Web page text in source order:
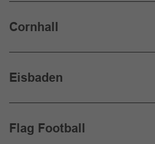
Cornhall
Eisbaden
Flag Football